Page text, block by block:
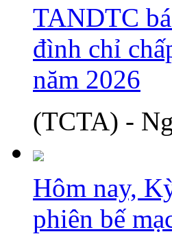
TANDTC
đình chỉ
năm 2026
(TCTA) -
Hôm nay,
phiên bế